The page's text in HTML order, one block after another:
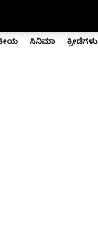
ಸಿನಿಮಾ ಕ್ರೀಡೆಗಳು